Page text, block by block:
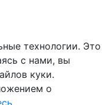
технологии. Это
с нами, вы
куки.
о